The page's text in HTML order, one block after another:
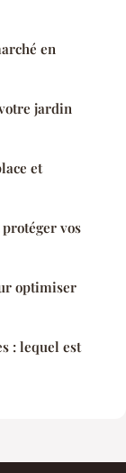
en
jardin
et
vos
optimiser
: lequel est